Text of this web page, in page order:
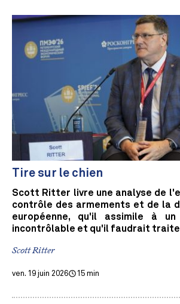
Tire sur le chien
Scott Ritter livre une analyse de
contrôle des armements et de la
européenne, qu'il assimile à un
incontrôlable et qu'il faudrait
Scott Ritter
ven. 19 juin 2026 15 min